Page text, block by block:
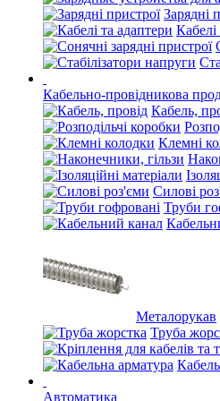
Зарядні
Кабелі
Кабельно-провідникова
Кабель,
Клемні
Силові
Труби
Металорукав
Труба
Автоматика